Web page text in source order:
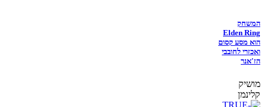
המשחק
Elden Ring
הוא מסע קסום
ואכזרי לחובבי
הז'אנר
מושיק
קלינמן